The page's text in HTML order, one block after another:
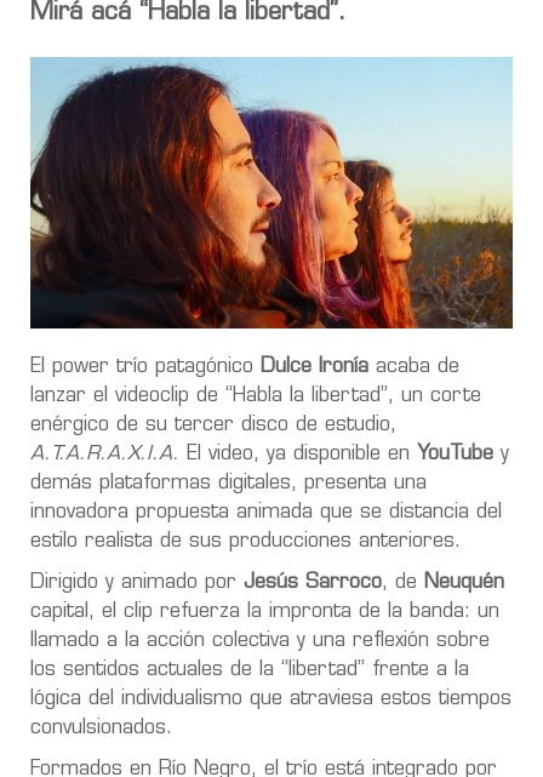
Mirá acá “Habla la libertad”.
El power trío patagónico Dulce Ironía acaba de
lanzar el videoclip de “Habla la libertad”, un corte
enérgico de su tercer disco de estudio,
A.T.A.R.A.X.I.A.
El video, ya disponible en YouTube y
demás plataformas digitales, presenta una
innovadora propuesta animada que se distancia del
estilo realista de sus producciones anteriores.
Dirigido y animado por Jesús Sarroco, de
Neuquén
capital, el clip refuerza la impronta de la banda: un
llamado a la acción colectiva y una reflexión sobre
los sentidos actuales de la “libertad” frente a la
lógica del individualismo que atraviesa estos tiempos
convulsionados.
Formados en Río Negro, el trío está integrado por